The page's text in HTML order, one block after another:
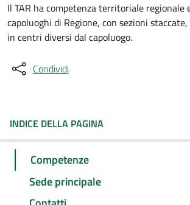
Il TAR ha competenza territoriale regionale
capoluoghi di Regione, con sezioni
in centri diversi dal capoluogo.
Condividi
INDICE DELLA PAGINA
Competenze
Sede principale